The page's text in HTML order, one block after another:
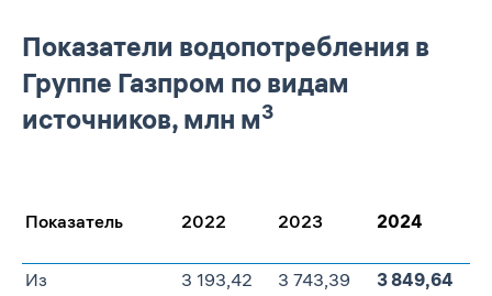
Показатели водопотребления в
Группе Газпром по видам
источников, млн м3
Показатель 2022 2023 2024
Из
3 193,42 3 743,39 3 849,64